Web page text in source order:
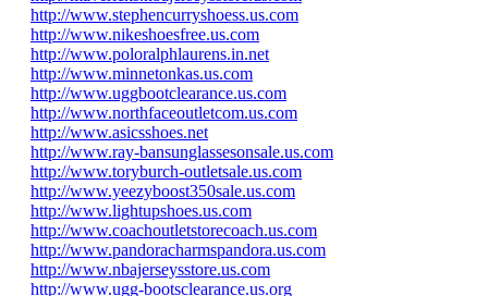
http://www.stephencurryshoess.us.com
http://www.nikeshoesfree.us.com
http://www.poloralphlaurens.in.net
http://www.minnetonkas.us.com
http://www.uggbootclearance.us.com
http://www.northfaceoutletcom.us.com
http://www.asicsshoes.net
http://www.ray-bansunglassesonsale.us.com
http://www.toryburch-outletsale.us.com
http://www.yeezyboost350sale.us.com
http://www.lightupshoes.us.com
http://www.coachoutletstorecoach.us.com
http://www.pandoracharmspandora.us.com
http://www.nbajerseysstore.us.com
http://www.ugg-bootsclearance.us.org